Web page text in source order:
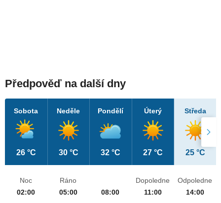
Předpověď na další dny
Sobota
26 °C
Neděle
30 °C
Pondělí
32 °C
Úterý
27 °C
Středa
25 °C
Noc
02:00
Ráno
05:00
08:00
Dopoledne
11:00
Odpoledne
14:00